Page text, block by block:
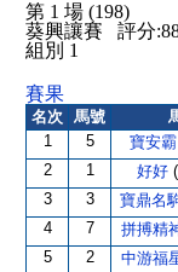
第 1 場 (198)
葵興讓賽 評分
組別 1
賽果
名次 馬號
1
5 寶安霸
2 1 好好
3 3 寶鼎名
4 7 拼搏精
5 2 中游福